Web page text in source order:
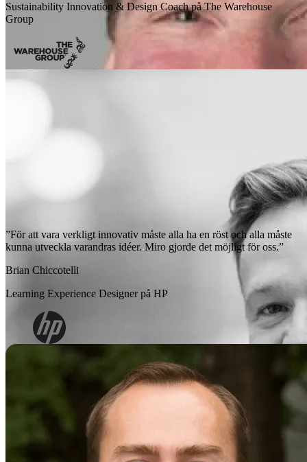
Sustainability Innovation & Design Coach på The Warehouse
Group
”För att vara verkligt innovativ måste alla ha en röst och alla måste
kunna utveckla varandras idéer. Miro gjorde det möjligt för oss.”
Brian Chiccotelli
Learning Experience Designer på HP